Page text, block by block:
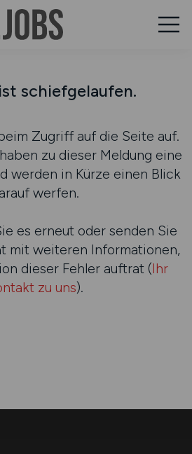
schiefgelaufen.
Zugriff auf die Seite auf.
zu dieser Meldung eine
werden in Kürze einen Blick
werfen.
es erneut oder senden Sie
mit weiteren Informationen,
dieser Fehler auftrat (Ihr
zu uns).